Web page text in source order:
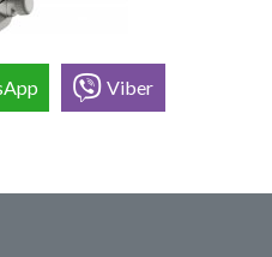
Viber